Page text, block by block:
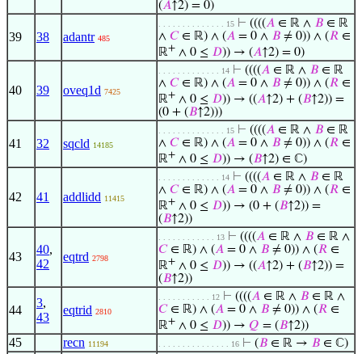
(𝐴↑2) = 0)
39 38 adantr 485
. . . . . . . . . . . . . . 15 ⊢ ((((𝐴 ∈ ℝ ∧ 𝐵 ∈ ℝ
∧ 𝐶∈ ℝ) ∧ (𝐴 = 0 ∧ 𝐵 ≠ 0)) ∧ (𝑅 ∈
ℝ+ ∧ 0 ≤ 𝐷)) → (𝐴↑2) = 0)
40 39 oveq1d 7425
. . . . . . . . . . . . . 14 ⊢ ((((𝐴 ∈ ℝ ∧ 𝐵 ∈ ℝ
∧ 𝐶∈ ℝ) ∧ (𝐴 = 0 ∧ 𝐵 ≠ 0)) ∧ (𝑅 ∈
ℝ+ ∧ 0 ≤ 𝐷)) → ((𝐴↑2) + (𝐵↑2)) =
(0 + (𝐵↑2)))
41 32 sqcld 14185
. . . . . . . . . . . . . . 15 ⊢ ((((𝐴 ∈ ℝ ∧ 𝐵 ∈ ℝ
∧ 𝐶∈ ℝ) ∧ (𝐴 = 0 ∧ 𝐵 ≠ 0)) ∧ (𝑅 ∈
ℝ+ ∧ 0 ≤ 𝐷)) → (𝐵↑2) ∈ ℂ)
42 41 addlidd 11415
. . . . . . . . . . . . . 14 ⊢ ((((𝐴 ∈ ℝ ∧ 𝐵 ∈ ℝ
∧ 𝐶∈ ℝ) ∧ (𝐴 = 0 ∧ 𝐵 ≠ 0)) ∧ (𝑅 ∈
ℝ+ ∧ 0 ≤ 𝐷)) → (0 + (𝐵↑2)) =
(𝐵↑2))
43
40,
42
eqtrd 2798
. . . . . . . . . . . . 13 ⊢ ((((𝐴 ∈ ℝ ∧ 𝐵 ∈ ℝ ∧
𝐶∈ ℝ) ∧ (𝐴 = 0 ∧ 𝐵 ≠ 0)) ∧ (𝑅 ∈
ℝ+ ∧ 0 ≤ 𝐷)) → ((𝐴↑2) + (𝐵↑2)) =
(𝐵↑2))
44
3,
43
eqtrid 2810
. . . . . . . . . . . 12 ⊢ ((((𝐴 ∈ ℝ ∧ 𝐵 ∈ ℝ ∧
𝐶∈ ℝ) ∧ (𝐴 = 0 ∧ 𝐵 ≠ 0)) ∧ (𝑅 ∈
ℝ+ ∧ 0 ≤ 𝐷)) → 𝑄 = (𝐵↑2))
45 recn 11194 . . . . . . . . . . . . . . . 16 ⊢ (𝐵 ∈ ℝ → 𝐵 ∈ ℂ)